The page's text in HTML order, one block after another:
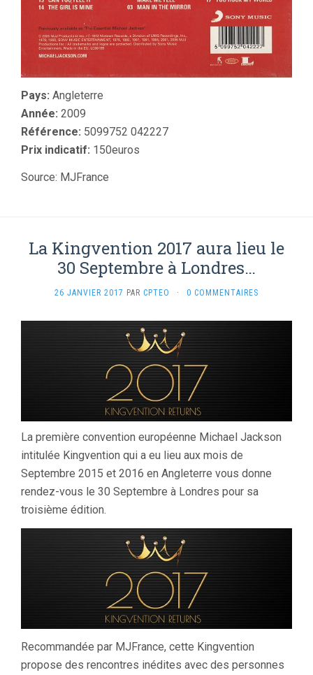
Pays: Angleterre
Année: 2009
Référence: 5099752 042227
Prix indicatif: 150euros
Source: MJFrance
La Kingvention 2017 aura lieu le
30 Septembre à Londres…
26 JANVIER 2017 PAR CPTEO · 0 COMMENTAIRES
La première convention européenne Michael Jackson
intitulée Kingvention qui a eu lieu aux mois de
Septembre 2015 et 2016 en Angleterre vous donne
rendez-vous le 30 Septembre à Londres pour sa
troisième édition.
Recommandée par MJFrance, cette Kingvention
propose des rencontres inédites avec des personnes